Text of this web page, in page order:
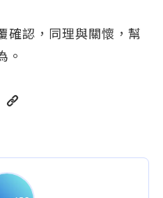
確認，同理與關懷，幫
。